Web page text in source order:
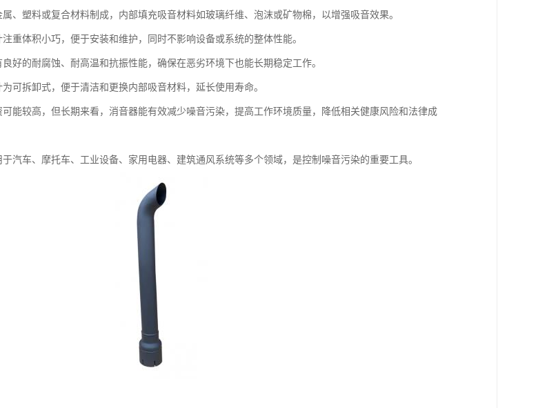
、塑料或复合材料制成，内部填充吸音材料如玻璃纤维、泡沫或矿物棉，以增强吸音效果。
重体积小巧，便于安装和维护，同时不影响设备或系统的整体性能。
好的耐腐蚀、耐高温和抗振性能，确保在恶劣环境下也能长期稳定工作。
可拆卸式，便于清洁和更换内部吸音材料，延长使用寿命。
能较高，但长期来看，消音器能有效减少噪音污染，提高工作环境质量，降低相关健康风险和法律成
汽车、摩托车、工业设备、家用电器、建筑通风系统等多个领域，是控制噪音污染的重要工具。